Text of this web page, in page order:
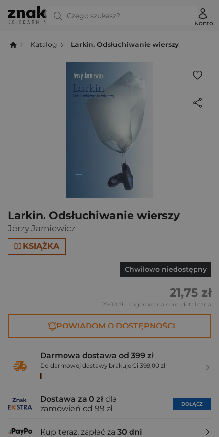
Czego szukasz?
Konto
Katalog Larkin. Odsłuchiwanie wierszy
Larkin. Odsłuchiwanie wierszy
Jerzy Jarniewicz
KSIĄŻKA
Chwilowo niedostępny
21,75 zł
29,00 zł - sugerowana cena detaliczna
POWIADOM O DOSTĘPNOŚCI
Darmowa dostawa od 399 zł
Do darmowej dostawy brakuje Ci 399,00 zł
Dostawa za 0 zł dla
zamówień od 99 zł
DOŁĄCZ
Kup teraz, zapłać za 30 dni